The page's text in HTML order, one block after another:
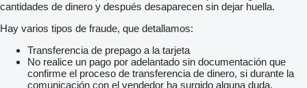
cantidades de dinero y después desaparecen sin dejar huella.
Hay varios tipos de fraude, que detallamos:
Transferencia de prepago a la tarjeta
No realice un pago por adelantado sin documentación que
confirme el proceso de transferencia de dinero, si durante la
comunicación con el vendedor ha surgido alguna duda.